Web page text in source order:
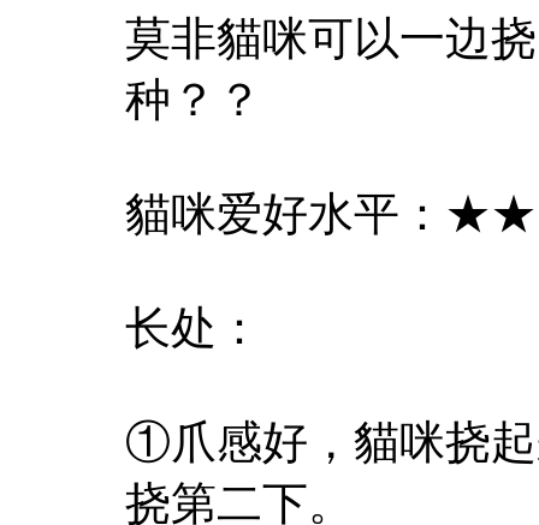
莫非貓咪可以一边
种？？
貓咪爱好水平：
长处：
①爪感好，貓咪挠
挠第二下。